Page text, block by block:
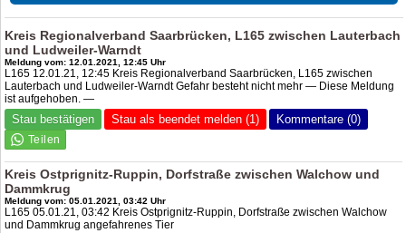
Kreis Regionalverband Saarbrücken, L165 zwischen Lauterbach
und Ludweiler-Warndt
Meldung vom: 12.01.2021, 12:45 Uhr
L165 12.01.21, 12:45 Kreis Regionalverband Saarbrücken, L165 zwischen
Lauterbach und Ludweiler-Warndt Gefahr besteht nicht mehr — Diese Meldung
ist aufgehoben. —
Stau bestätigen Stau als beendet melden (1) Kommentare (0)
Kreis Ostprignitz-Ruppin, Dorfstraße zwischen Walchow und
Dammkrug
Meldung vom: 05.01.2021, 03:42 Uhr
L165 05.01.21, 03:42 Kreis Ostprignitz-Ruppin, Dorfstraße zwischen Walchow
und Dammkrug angefahrenes Tier